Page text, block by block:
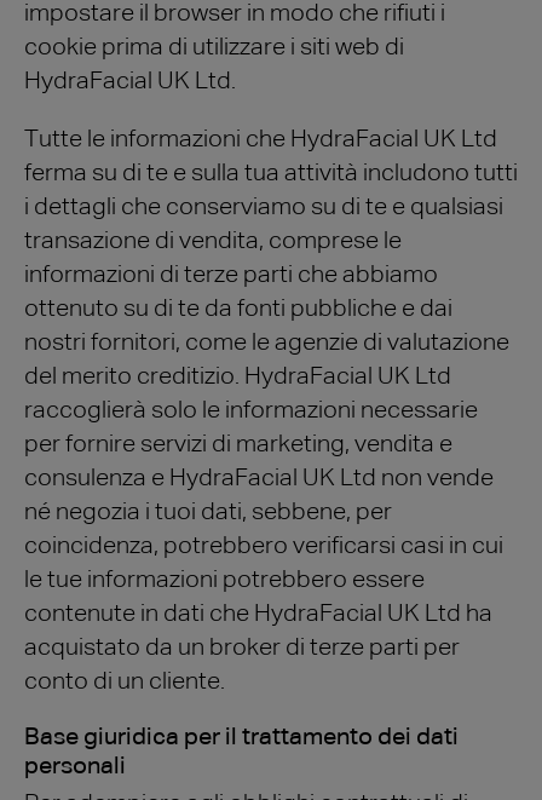
impostare il browser in modo che rifiuti i
cookie prima di utilizzare i siti web di
HydraFacial UK Ltd.
Tutte le informazioni che HydraFacial UK Ltd
ferma su di te e sulla tua attività includono tutti
i dettagli che conserviamo su di te e qualsiasi
transazione di vendita, comprese le
informazioni di terze parti che abbiamo
ottenuto su di te da fonti pubbliche e dai
nostri fornitori, come le agenzie di valutazione
del merito creditizio. HydraFacial UK Ltd
raccoglierà solo le informazioni necessarie
per fornire servizi di marketing, vendita e
consulenza e HydraFacial UK Ltd non vende
né negozia i tuoi dati, sebbene, per
coincidenza, potrebbero verificarsi casi in cui
le tue informazioni potrebbero essere
contenute in dati che HydraFacial UK Ltd ha
acquistato da un broker di terze parti per
conto di un cliente.
Base giuridica per il trattamento dei dati
personali